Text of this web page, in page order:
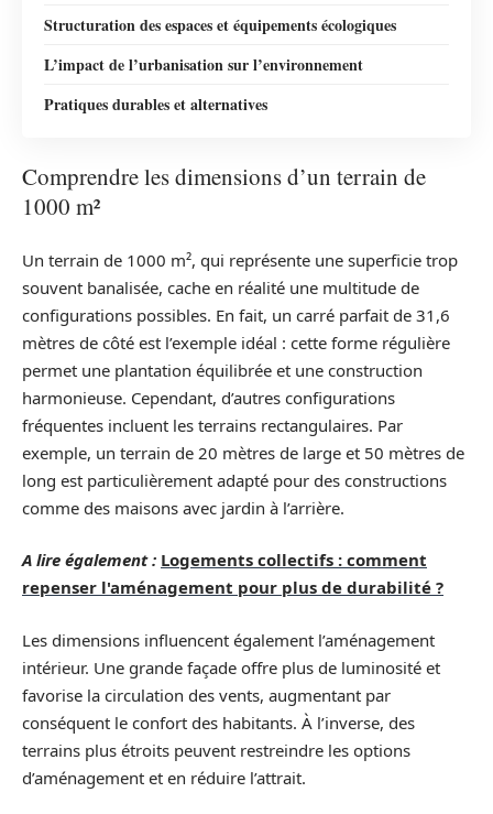
Structuration des espaces et équipements écologiques
L’impact de l’urbanisation sur l’environnement
Pratiques durables et alternatives
Comprendre les dimensions d’un terrain de
1000 m²
Un terrain de 1000 m², qui représente une superficie trop
souvent banalisée, cache en réalité une multitude de
configurations possibles. En fait, un carré parfait de 31,6
mètres de côté est l’exemple idéal : cette forme régulière
permet une plantation équilibrée et une construction
harmonieuse. Cependant, d’autres configurations
fréquentes incluent les terrains rectangulaires. Par
exemple, un terrain de 20 mètres de large et 50 mètres de
long est particulièrement adapté pour des constructions
comme des maisons avec jardin à l’arrière.
A lire également : Logements collectifs : comment
repenser l'aménagement pour plus de durabilité ?
Les dimensions influencent également l’aménagement
intérieur. Une grande façade offre plus de luminosité et
favorise la circulation des vents, augmentant par
conséquent le confort des habitants. À l’inverse, des
terrains plus étroits peuvent restreindre les options
d’aménagement et en réduire l’attrait.